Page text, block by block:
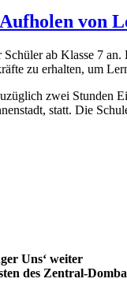
von
ab Klasse 7
zu erhalten, um
zwei Stunden
statt. Die
Uns‘ weiter
des Zentral-